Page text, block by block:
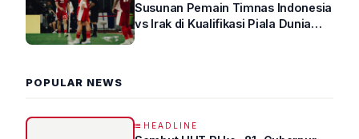
Susunan Pemain Timnas Indonesia
vs Irak di Kualifikasi Piala Dunia
POPULAR NEWS
HEADLINE